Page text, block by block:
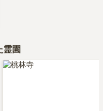
もあり満足しています。敷
少し大変と思われます。
、管理事務所もありゴミ箱
霊園